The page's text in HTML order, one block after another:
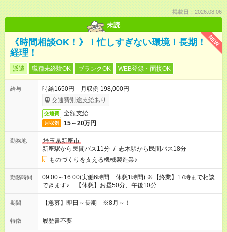
掲載日：2026.08.06
未読
NEW
《時間相談OK！》！忙しすぎない環境！長期！
経理！
派遣 職種未経験OK ブランクOK WEB登録・面接OK
給与
時給1650円 月収例 198,000円
交通費別途支給あり
交通費 全額支給
月収例 15～20万円
勤務地
埼玉県新座市
新座駅から民間バス11分 / 志木駅から民間バス18分
ものづくりを支える機械製造業♪
勤務時間
09:00～16:00(実働6時間 休憩1時間) ※【終業】17時まで相談
できます♪ 【休憩】お昼50分、午後10分
期間 【急募】即日～長期 ※8月～！
特徴 履歴書不要